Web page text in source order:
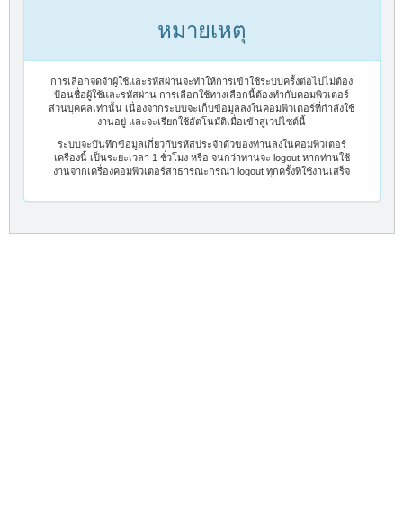
หมายเหตุ
การเลือกจดจำผู้ใช้และรหัสผ่านจะทำให้การเข้าใช้ระบบครั้งต่อไปไม่ต้อง
ป้อนชื่อผู้ใช้และรหัสผ่าน การเลือกใช้ทางเลือกนี้ต้องทำกับคอมพิวเตอร์
ส่วนบุคคลเท่านั้น เนื่องจากระบบจะเก็บข้อมูลลงในคอมพิวเตอร์ที่กำลังใช้
งานอยู่ และจะเรียกใช้อัตโนมัติเมื่อเข้าสู่เวปไซต์นี้
ระบบจะบันทึกข้อมูลเกี่ยวกับรหัสประจำตัวของท่านลงในคอมพิวเตอร์
เครื่องนี้ เป็นระยะเวลา 1 ชั่วโมง หรือ จนกว่าท่านจะ logout หากท่านใช้
งานจากเครื่องคอมพิวเตอร์สาธารณะกรุณา logout ทุกครั้งที่ใช้งานเสร็จ